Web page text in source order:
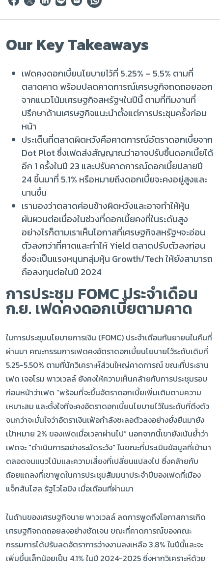
Our Key Takeaways
เฟดคงดอกเบี้ยนโยบายไว้ที่ 5.25% – 5.5% ตามที่
ตลาดคาด พร้อมปลดคาดการณ์เศรษฐกิจถดถอยออก
จากแนวโน้มเศรษฐกิจสหรัฐฯในปีนี้ ตามที่ทีมงานที่
ปรึกษาด้านเศรษฐกิจแนะนำตั้งแต่การประชุมครั้งก่อน
หน้า
ประเด็นที่ตลาดผิดหวังคือคาดการณ์อัตราดอกเบี้ยจาก
Dot Plot ซึ่งเฟดส่งสัญญาณว่าอาจปรับขึ้นดอกเบี้ยได้
อีก 1 ครั้งในปี 23 และปรับคาดการณ์ดอกเบี้ยปลายปี
24 ขึ้นมาที่ 5.1% หรือหมายถึงดอกเบี้ยจะคงอยู่สูงและ
นานขึ้น
เรามองว่าตลาดค่อนข้างผิดหวังและอาจทำให้หุ้น
ผันผวนต่อเนื่องในช่วงที่ดอกเบี้ยคงที่ในระดับสูง
อย่างไรก็ตามเราเห็นโอกาสที่เศรษฐกิจสหรัฐฯจะอ่อน
ตัวลงกว่าที่คาดและทำให้ Yield ตลาดปรับตัวลงก่อน
ซึ่งจะเป็นแรงหนุนกลุ่มหุ้น Growth/Tech ให้ยังสามารถ
ถือลงทุนต่อในปี 2024
การประชุม FOMC ประจำเดือน
ก.ย. เฟดคงดอกเบี้ยตามคาด
ในการประชุมนโยบายการเงิน (FOMC) ประจำเดือนกันยายนในคืนที่
ผ่านมา คณะกรรมการเฟดคงอัตราดอกเบี้ยนโยบายไว้ระดับเดิมที่
5.25-5.50% ตามที่นักวิเคราะห์ส่วนใหญ่คาดการณ์ ขณะที่ประธาน
เฟด เจอโรม พาวเวลล์ ยังคงให้ความเห็นคล้ายกับการประชุมรอบ
ก่อนหน้าว่าเฟด “พร้อมที่จะขึ้นอัตราดอกเบี้ยเพิ่มเติมตามความ
เหมาะสม และตั้งใจที่จะคงอัตราดอกเบี้ยนโยบายไว้ในระดับที่ตึงตัว
จนกว่าจะมั่นใจว่าอัตราเงินเฟ้อกำลังชะลอตัวลงอย่างยั่งยืนมายัง
เป้าหมาย 2% ของเฟดเมื่อเวลาผ่านไป” นอกจากนี้เขายังเน้นย้ำว่า
เฟดจะ "ดำเนินการอย่างระมัดระวัง" ในขณะที่ประเมินข้อมูลที่เข้ามา
ตลอดจนแนวโน้มและความเสี่ยงที่เปลี่ยนแปลงไป ซึ่งคล้ายกับ
ถ้อยแถลงที่เขาพูดในการประชุมสัมมนาประจำปีของเฟดที่เมือง
แจ็กสันโฮล รัฐไวโอมิง เมื่อเดือนที่ผ่านมา
ในด้านของเศรษฐกิจนาย พาวเวลล์ ลดการพูดถึงโอกาสการเกิด
เศรษฐกิจถดถอยลงอย่างชัดเจน ขณะที่คาดการณ์ของคณะ
กรรมการได้ปรับลดอัตราการว่างงานลงเหลือ 3.8% ในปีนี้และจะ
เพิ่มขึ้นเล็กน้อยเป็น 4.1% ในปี 2024-2025 ซึ่งหากวิเคราะห์ด้วย